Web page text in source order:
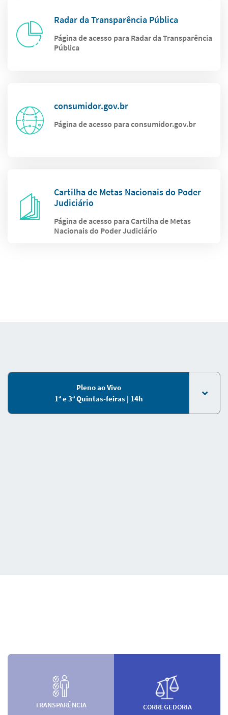
Radar da Transparência Pública
Página de acesso para Radar da Transparência
Pública
consumidor.gov.br
Página de acesso para consumidor.gov.br
Cartilha de Metas Nacionais do Poder
Judiciário
Página de acesso para Cartilha de Metas
Nacionais do Poder Judiciário
Pleno ao Vivo
1ª e 3ª Quintas-feiras | 14h
TRANSPARÊNCIA CORREGEDORIA